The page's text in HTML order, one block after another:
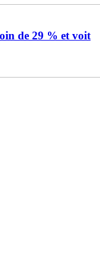
de 29 % et voit